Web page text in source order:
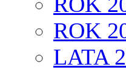
ROK
LATA